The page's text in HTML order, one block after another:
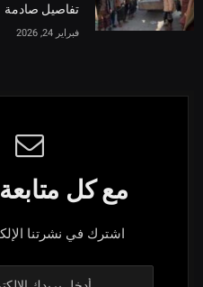
تفاصيل صادمة
فبراير 24, 2026
مع كل
اشترك في نشرتنا